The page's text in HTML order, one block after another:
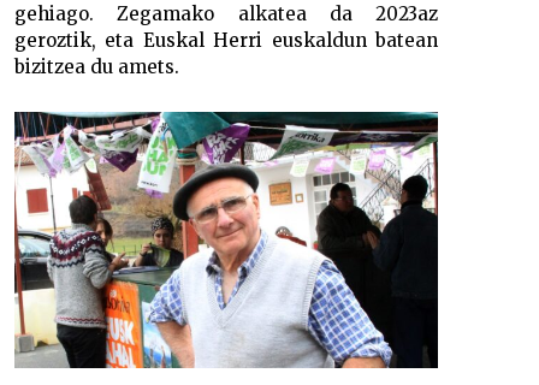
gehiago. Zegamako alkatea da 2023az
geroztik, eta Euskal Herri euskaldun batean
bizitzea du amets.